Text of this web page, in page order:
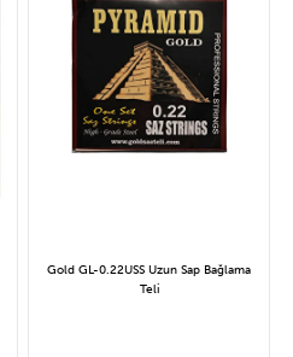
Gold GL-0.22USS Uzun Sap Bağlama
Teli